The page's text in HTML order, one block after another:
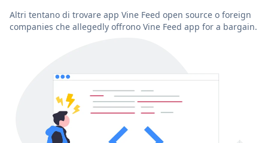
Altri tentano di trovare app Vine Feed open source o foreign
companies che allegedly offrono Vine Feed app for a bargain.